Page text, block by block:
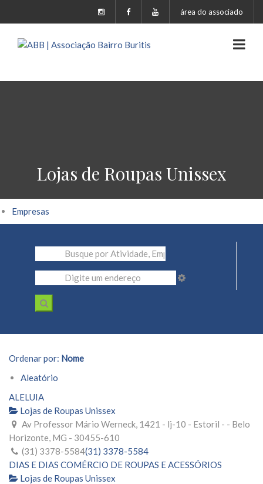
área do associado
Lojas de Roupas Unissex
Empresas
Ordenar por: Nome
Aleatório
ALELUIA
Lojas de Roupas Unissex
Av Professor Mário Werneck, 1421 - lj-10 - Estoril - - Belo
Horizonte, MG - 30455-610
(31) 3378-5584(31) 3378-5584
DIAS E DIAS COMÉRCIO DE ROUPAS E ACESSÓRIOS
Lojas de Roupas Unissex